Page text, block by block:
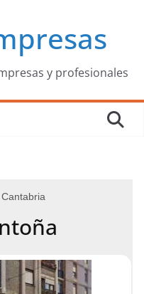
y profesionales